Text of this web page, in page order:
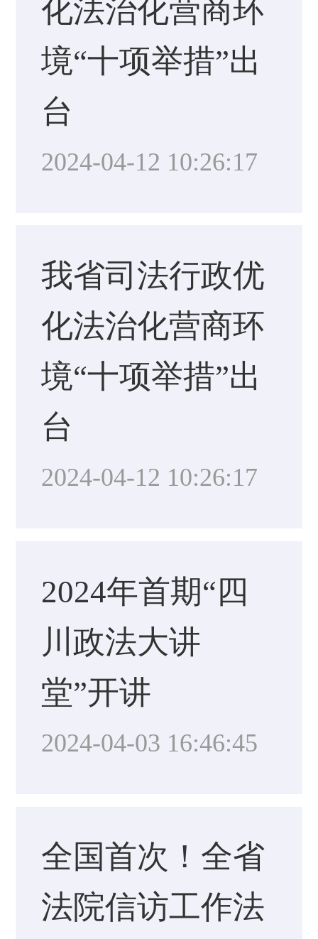
化法治化营商环
境“十项举措”出
台
2024-04-12 10:26:17
我省司法行政优
化法治化营商环
境“十项举措”出
台
2024-04-12 10:26:17
2024年首期“四
川政法大讲
堂”开讲
2024-04-03 16:46:45
全国首次！全省
法院信访工作法